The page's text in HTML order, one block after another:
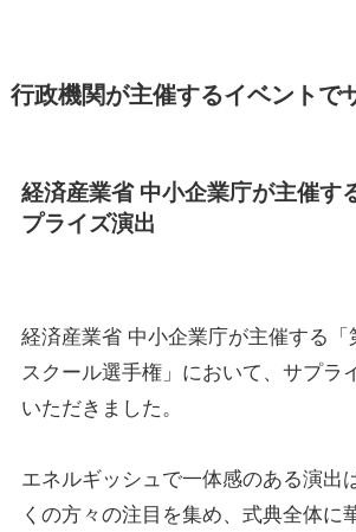
行政機関が主催するイベントで
経済産業省 中小企業庁が主催す
プライズ演出
経済産業省 中小企業庁が主催する
スクール選手権」において、サプラ
いただきました。
エネルギッシュで一体感のある演出
くの方々の注目を集め、式典全体に